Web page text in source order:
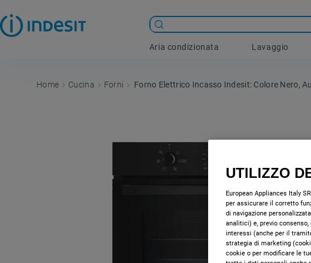
Aria condizionata Lavaggio
Cucina Forni Forno Elettrico Incasso Indesit: Colore Nero,
UTILIZZO
European Appliances Italy
per assicurare il corretto
di navigazione
analitici) e, previo
interessi (anche per il
strategia di marketing
cookie o per modificare le